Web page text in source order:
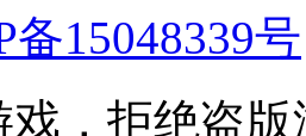
备15048339号
，拒绝盗